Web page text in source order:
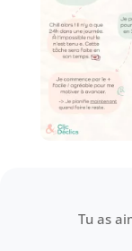
Tu as